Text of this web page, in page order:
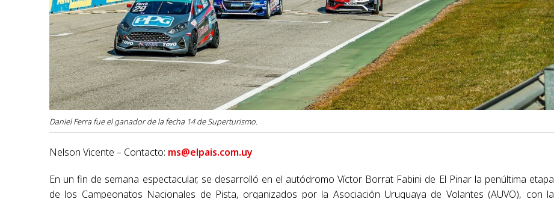
Daniel Ferra fue el ganador de la fecha 14 de Superturismo.
Nelson Vicente – Contacto: ms@elpais.com.uy
En un fin de semana espectacular, se desarrolló en el autódromo Víctor Borrat Fabini de El Pinar la penúltima etapa
de los Campeonatos Nacionales de Pista, organizados por la Asociación Uruguaya de Volantes (AUVO), con la